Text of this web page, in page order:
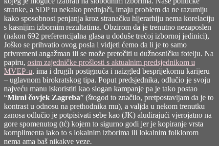
stranke, a SDP tu nekako prednjači, imaju problem da ne razumiju
kako sposobnost penjanja kroz stranačku hijerarhiju nema korelaciju
s kasnijim izbornim rezultatima. Obzirom da je trenutno nezaposlen
(nakon 692 preferencijalna glasa u doduše trećoj izbornoj jedinici),
Joško se prihvatio ovog posla i vidjeti ćemo da li je to samo
privremeni angažman ili se može pretočiti u dužnosničku fotelju. Na
papiru, osim zajedničke prošlosti s aktualnim predsjednikom u
MVEP-u, ima i drugih postignuća i naizgled besprijekornu karijeru
– uglavnom birokratskog tipa. Poput predsjednika, odlučio je svoju
najveću manu iskoristiti kao slogan kampanje pa je tako postao
“Mirni čovjek Zagreba” (štogod to značilo, pretpostavljam da je to
kontrast u odnosu na prethodnika mu), a valjda u nekom trenutku
zanosa odlučio je potpisivati sebe kao (JK) aludirajući vjerojatno na
gore spomenutog (tć) kojem to sigurno godi jer je kopiranje vrsta
komplimenta iako to s lokalnim izborima ili lokalnim folklorom
nema ama baš nikakve veze.